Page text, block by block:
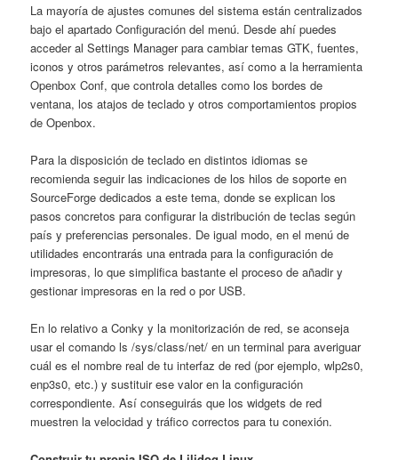
La mayoría de ajustes comunes del sistema están centralizados
bajo el apartado Configuración del menú. Desde ahí puedes
acceder al Settings Manager para cambiar temas GTK, fuentes,
iconos y otros parámetros relevantes, así como a la herramienta
Openbox Conf, que controla detalles como los bordes de
ventana, los atajos de teclado y otros comportamientos propios
de Openbox.
Para la disposición de teclado en distintos idiomas se
recomienda seguir las indicaciones de los hilos de soporte en
SourceForge dedicados a este tema, donde se explican los
pasos concretos para configurar la distribución de teclas según
país y preferencias personales. De igual modo, en el menú de
utilidades encontrarás una entrada para la configuración de
impresoras, lo que simplifica bastante el proceso de añadir y
gestionar impresoras en la red o por USB.
En lo relativo a Conky y la monitorización de red, se aconseja
usar el comando ls /sys/class/net/ en un terminal para averiguar
cuál es el nombre real de tu interfaz de red (por ejemplo, wlp2s0,
enp3s0, etc.) y sustituir ese valor en la configuración
correspondiente. Así conseguirás que los widgets de red
muestren la velocidad y tráfico correctos para tu conexión.